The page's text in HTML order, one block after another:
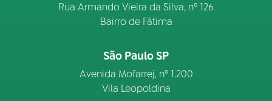
Rua Armando Vieira da Silva, nº 126
Bairro de Fátima
São Paulo SP
Avenida Mofarrej, nº 1.200
Vila Leopoldina